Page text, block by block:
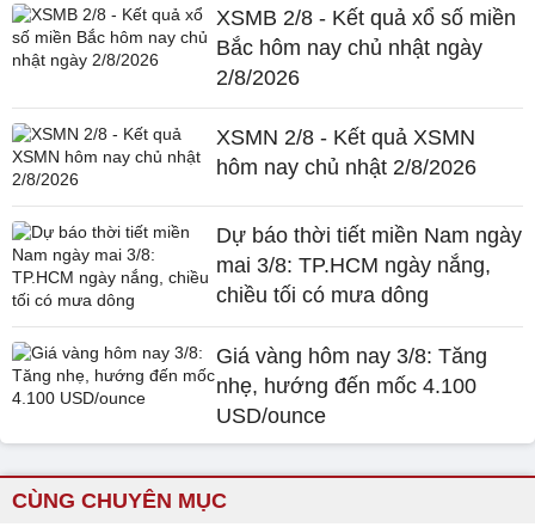
XSMB 2/8 - Kết quả xổ số miền
Bắc hôm nay chủ nhật ngày
2/8/2026
XSMN 2/8 - Kết quả XSMN
hôm nay chủ nhật 2/8/2026
Dự báo thời tiết miền Nam ngày
mai 3/8: TP.HCM ngày nắng,
chiều tối có mưa dông
Giá vàng hôm nay 3/8: Tăng
nhẹ, hướng đến mốc 4.100
USD/ounce
CÙNG CHUYÊN MỤC